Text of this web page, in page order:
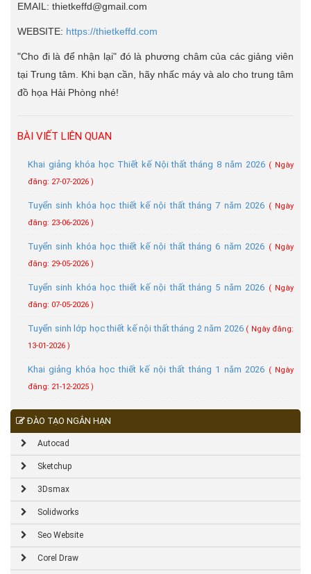
EMAIL: thietkeffd@gmail.com
WEBSITE: https://thietkeffd.com
"Cho đi là để nhận lại" đó là phương châm của các giảng viên
tại Trung tâm. Khi bạn cần, hãy nhấc máy và alo cho trung tâm
đồ họa Hải Phòng nhé!
BÀI VIẾT LIÊN QUAN
Khai giảng khóa học Thiết kế Nội thất tháng 8 năm 2026 ( Ngày
đăng: 27-07-2026 )
Tuyển sinh khóa học thiết kế nội thất tháng 7 năm 2026 ( Ngày
đăng: 23-06-2026 )
Tuyển sinh khóa học thiết kế nội thất tháng 6 năm 2026 ( Ngày
đăng: 29-05-2026 )
Tuyển sinh khóa học thiết kế nội thất tháng 5 năm 2026 ( Ngày
đăng: 07-05-2026 )
Tuyển sinh lớp học thiết kế nội thất tháng 2 năm 2026 ( Ngày đăng:
13-01-2026 )
Khai giảng khóa học thiết kế nội thất tháng 1 năm 2026 ( Ngày
đăng: 21-12-2025 )
ĐÀO TẠO NGẮN HẠN
Autocad
Sketchup
3Dsmax
Solidworks
Seo Website
Corel Draw